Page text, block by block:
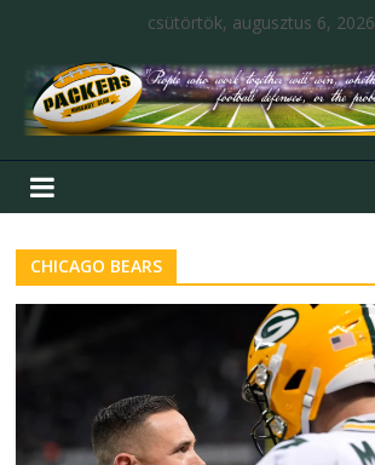
csütörtök, augusztus 6, 2026
CHICAGO BEARS